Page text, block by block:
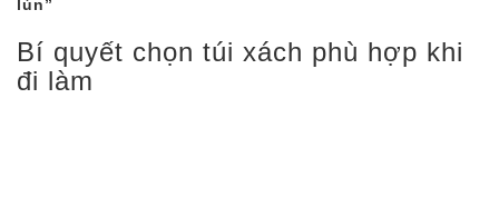
lùn”
Bí quyết chọn túi xách phù hợp khi
đi làm